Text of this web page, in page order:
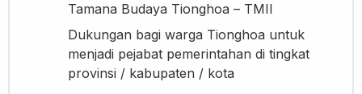
Tamana Budaya Tionghoa – TMII
Dukungan bagi warga Tionghoa untuk
menjadi pejabat pemerintahan di tingkat
provinsi / kabupaten / kota